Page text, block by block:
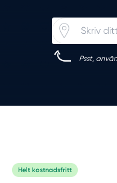
Psst,
Helt kostnadsfritt